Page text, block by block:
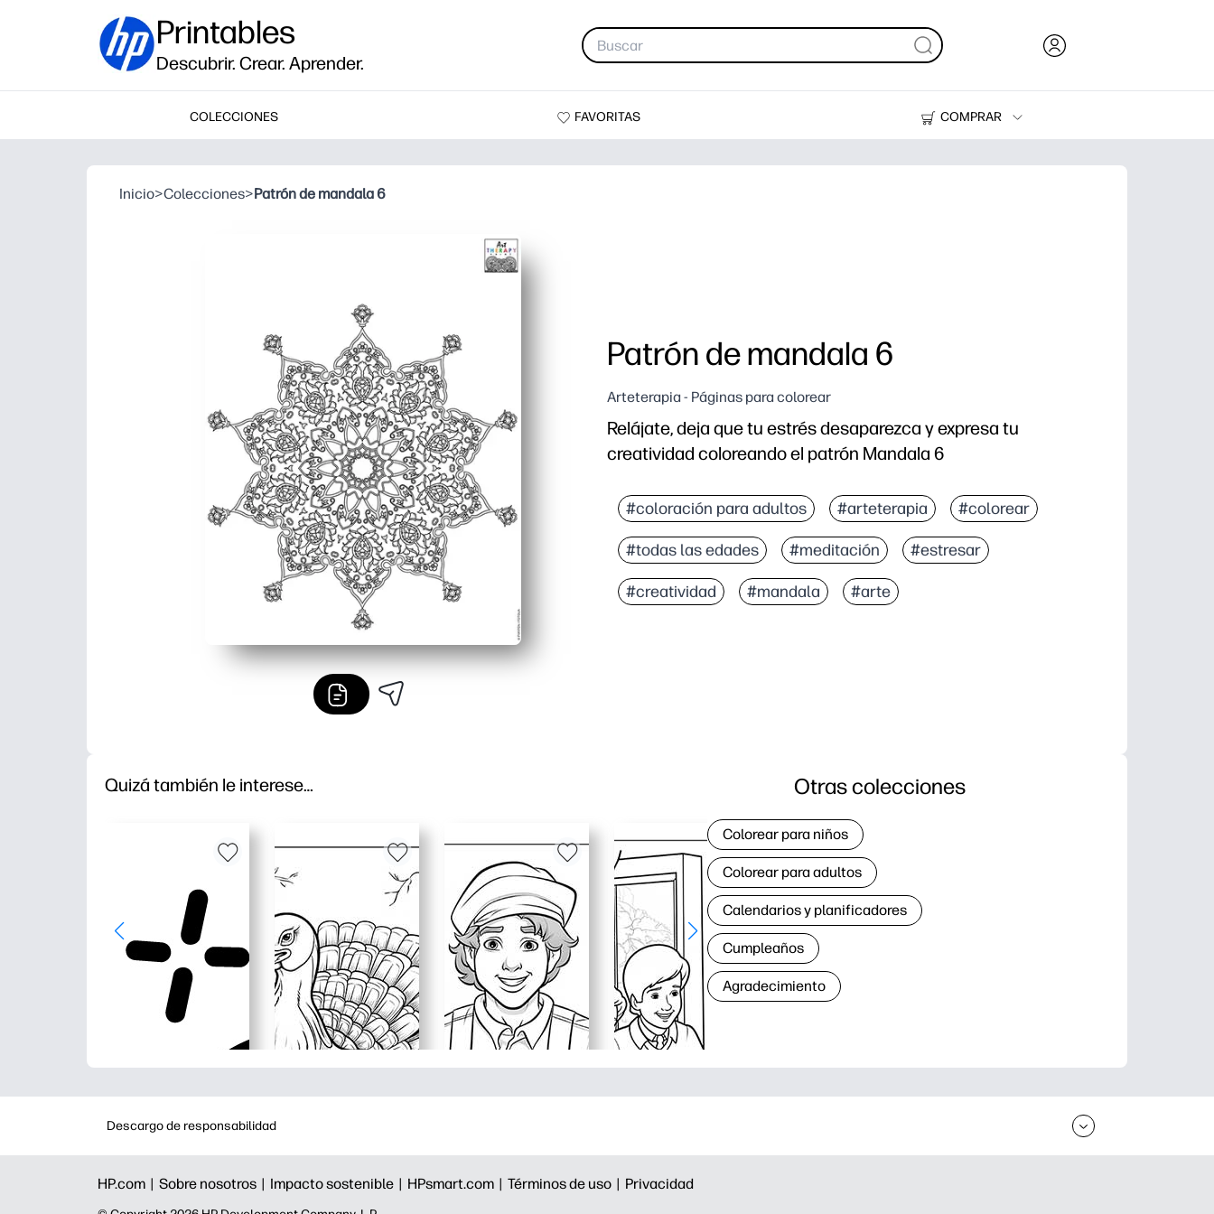
Printables
Descubrir. Crear. Aprender.
COLECCIONES FAVORITAS
COMPRAR
Impresoras
Inicio>Colecciones>Patrón de mandala 6
Patrón de mandala 6
Arteterapia - Páginas para colorear
Relájate, deja que tu estrés desaparezca y expresa tu
creatividad coloreando el patrón Mandala 6
#coloración para adultos #arteterapia #colorear
#todas las edades #meditación #estresar
#creatividad #mandala #arte
Quizá también le interese… Otras colecciones
Colorear para niños
Colorear para adultos
Calendarios y planificadores
Cumpleaños
Agradecimiento
Descargo de responsabilidad
HP.com | Sobre nosotros | Impacto sostenible | HPsmart.com | Términos de uso | Privacidad